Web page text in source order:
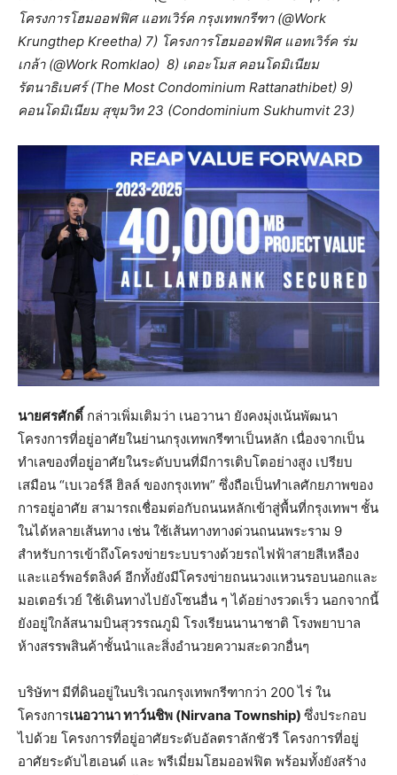
โครงการโฮมออฟฟิศ แอทเวิร์ค กรุงเทพกรีฑา (@Work
Krungthep Kreetha) 7) โครงการโฮมออฟฟิศ แอทเวิร์ค ร่ม
เกล้า (@Work Romklao) 8) เดอะโมส คอนโดมิเนียม
รัตนาธิเบศร์ (The Most Condominium Rattanathibet) 9)
คอนโดมิเนียม สุขุมวิท 23 (Condominium Sukhumvit 23)
นายศรศักดิ์ กล่าวเพิ่มเติมว่า เนอวานา ยังคงมุ่งเน้นพัฒนา
โครงการที่อยู่อาศัยในย่านกรุงเทพกรีฑาเป็นหลัก เนื่องจากเป็น
ทำเลของที่อยู่อาศัยในระดับบนที่มีการเติบโตอย่างสูง เปรียบ
เสมือน “เบเวอร์ลี ฮิลล์ ของกรุงเทพ” ซึ่งถือเป็นทำเลศักยภาพของ
การอยู่อาศัย สามารถเชื่อมต่อกับถนนหลักเข้าสู่พื้นที่กรุงเทพฯ ชั้น
ในได้หลายเส้นทาง เช่น ใช้เส้นทางทางด่วนถนนพระราม 9
สำหรับการเข้าถึงโครงข่ายระบบรางด้วยรถไฟฟ้าสายสีเหลือง
และแอร์พอร์ตลิงค์ อีกทั้งยังมีโครงข่ายถนนวงแหวนรอบนอกและ
มอเตอร์เวย์ ใช้เดินทางไปยังโซนอื่น ๆ ได้อย่างรวดเร็ว นอกจากนี้
ยังอยู่ใกล้สนามบินสุวรรณภูมิ โรงเรียนนานาชาติ โรงพยาบาล
ห้างสรรพสินค้าชั้นนำและสิ่งอำนวยความสะดวกอื่นๆ
บริษัทฯ มีที่ดินอยู่ในบริเวณกรุงเทพกรีฑากว่า 200 ไร่ ใน
โครงการเนอวานา ทาว์นชิพ (Nirvana Township) ซึ่งประกอบ
ไปด้วย โครงการที่อยู่อาศัยระดับอัลตราลักชัวรี โครงการที่อยู่
อาศัยระดับไฮเอนด์ และ พรีเมี่ยมโฮมออฟฟิต พร้อมทั้งยังสร้าง